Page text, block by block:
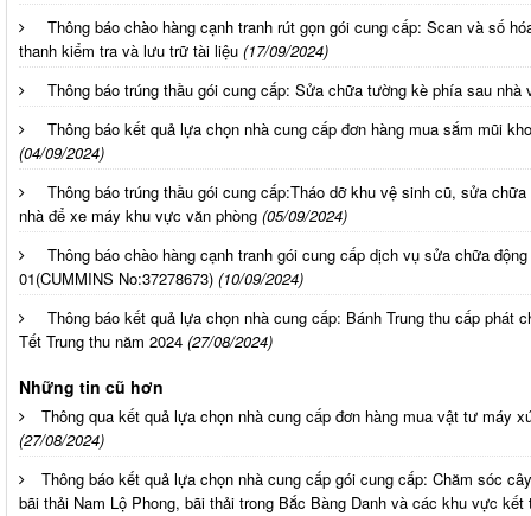
Thông báo chào hàng cạnh tranh rút gọn gói cung cấp: Scan và số
thanh kiểm tra và lưu trữ tài liệu (17/09/2024)
Thông báo trúng thầu gói cung cấp: Sửa chữa tường kè phía sau nhà
Thông báo kết quả lựa chọn nhà cung cấp đơn hàng mua sắm mũi
(04/09/2024)
Thông báo trúng thầu gói cung cấp:Tháo dỡ khu vệ sinh cũ, sửa
nhà để xe máy khu vực văn phòng (05/09/2024)
Thông báo chào hàng cạnh tranh gói cung cấp dịch vụ sửa chữa
01(CUMMINS No:37278673) (10/09/2024)
Thông báo kết quả lựa chọn nhà cung cấp: Bánh Trung thu cấp phát
Tết Trung thu năm 2024 (27/08/2024)
Những tin cũ hơn
Thông qua kết quả lựa chọn nhà cung cấp đơn hàng mua vật tư máy
(27/08/2024)
Thông báo kết quả lựa chọn nhà cung cấp gói cung cấp: Chăm sóc
bãi thải Nam Lộ Phong, bãi thải trong Bắc Bàng Danh và các khu vực kết